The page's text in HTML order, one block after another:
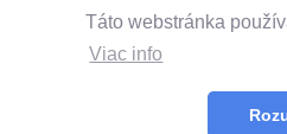
Táto webstránka
Viac info